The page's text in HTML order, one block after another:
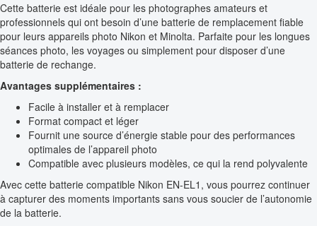
Cette batterie est idéale pour les photographes amateurs et
professionnels qui ont besoin d’une batterie de remplacement fiable
pour leurs appareils photo Nikon et Minolta. Parfaite pour les longues
séances photo, les voyages ou simplement pour disposer d’une
batterie de rechange.
Avantages supplémentaires :
Facile à installer et à remplacer
Format compact et léger
Fournit une source d’énergie stable pour des performances
optimales de l’appareil photo
Compatible avec plusieurs modèles, ce qui la rend polyvalente
Avec cette batterie compatible Nikon EN-EL1, vous pourrez continuer
à capturer des moments importants sans vous soucier de l’autonomie
de la batterie.